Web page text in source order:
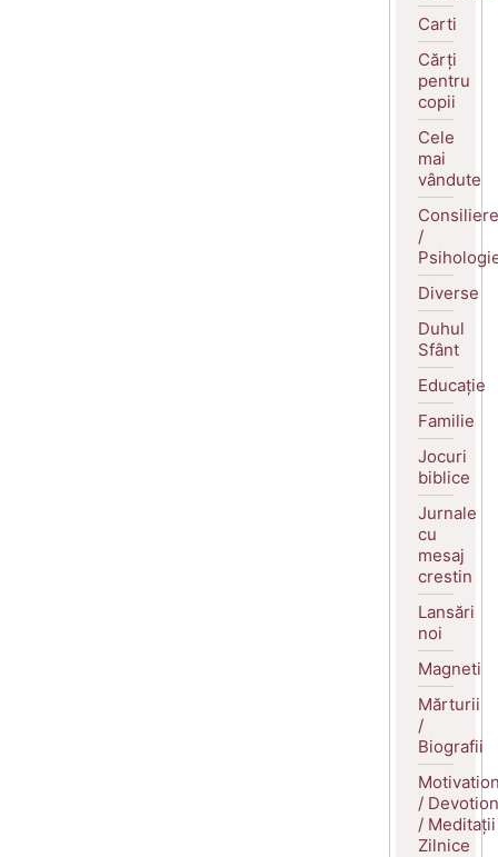
Carti
Cărți
pentru
copii
Cele
mai
vândute
Consiliere
/
Diverse
Duhul
Sfânt
Educație
Familie
Jocuri
biblice
Jurnale
cu
mesaj
crestin
Lansări
noi
Magneti
Mărturii
/
Biografii
/
/ Meditații
Zilnice